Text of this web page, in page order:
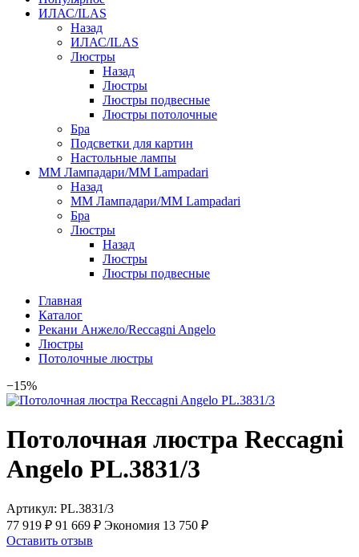
ИЛАС/ILAS
Назад
ИЛАС/ILAS
Люстры
Назад
Люстры
Люстры подвесные
Люстры потолочные
Бра
Подсветки для картин
Настольные лампы
ММ Лампадари/MM Lampadari
Назад
ММ Лампадари/MM Lampadari
Бра
Люстры
Назад
Люстры
Люстры подвесные
Главная
Каталог
Рекани Анжело/Reccagni Angelo
Люстры
Потолочные люстры
−15%
Потолочная люстра Reccagni
Angelo PL.3831/3
Артикул: PL.3831/3
77 919 ₽ 91 669 ₽ Экономия 13 750 ₽
Оставить отзыв